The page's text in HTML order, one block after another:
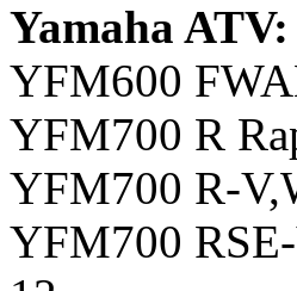
Yamaha ATV:
YFM600
YFM700 R
YFM700 R-
YFM700